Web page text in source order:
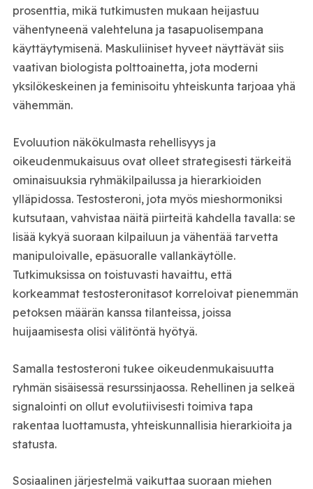
prosenttia, mikä tutkimusten mukaan heijastuu
vähentyneenä valehteluna ja tasapuolisempana
käyttäytymisenä. Maskuliiniset hyveet näyttävät siis
vaativan biologista polttoainetta, jota moderni
yksilökeskeinen ja feminisoitu yhteiskunta tarjoaa yhä
vähemmän.
Evoluution näkökulmasta rehellisyys ja
oikeudenmukaisuus ovat olleet strategisesti tärkeitä
ominaisuuksia ryhmäkilpailussa ja hierarkioiden
ylläpidossa. Testosteroni, jota myös mieshormoniksi
kutsutaan, vahvistaa näitä piirteitä kahdella tavalla: se
lisää kykyä suoraan kilpailuun ja vähentää tarvetta
manipuloivalle, epäsuoralle vallankäytölle.
Tutkimuksissa on toistuvasti havaittu, että
korkeammat testosteronitasot korreloivat pienemmän
petoksen määrän kanssa tilanteissa, joissa
huijaamisesta olisi välitöntä hyötyä.
Samalla testosteroni tukee oikeudenmukaisuutta
ryhmän sisäisessä resurssinjaossa. Rehellinen ja selkeä
signalointi on ollut evolutiivisesti toimiva tapa
rakentaa luottamusta, yhteiskunnallisia hierarkioita ja
statusta.
Sosiaalinen järjestelmä vaikuttaa suoraan miehen